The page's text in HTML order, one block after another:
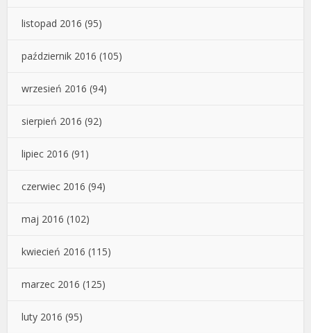
listopad 2016 (95)
październik 2016 (105)
wrzesień 2016 (94)
sierpień 2016 (92)
lipiec 2016 (91)
czerwiec 2016 (94)
maj 2016 (102)
kwiecień 2016 (115)
marzec 2016 (125)
luty 2016 (95)